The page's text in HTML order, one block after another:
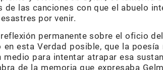
de las canciones con que el abuelo
por venir.
permanente sobre el oficio
en esta Verdad posible, que la
medio para intentar atrapar esa
de la memoria que expresaba